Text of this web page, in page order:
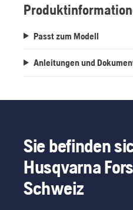
der Halter bereits im
550 EPOS
Passt zum Modell
Anleitungen und
Sie befinden
Husqvarna
Schweiz